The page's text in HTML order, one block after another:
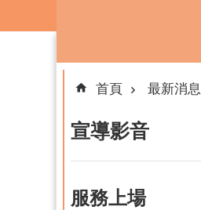
首頁 最新消息
宣導影音
服務上場